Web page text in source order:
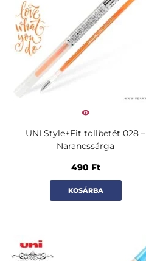
UNI Style+Fit tollbetét 028 –
Narancssárga
490 Ft
KOSÁRBA